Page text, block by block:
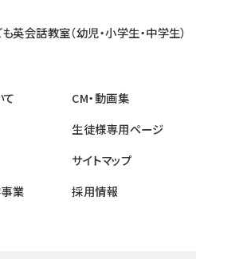
英会話教室（幼児・小学生・中学生）
業
CM・動画集
生徒様専用ページ
サイトマップ
採用情報